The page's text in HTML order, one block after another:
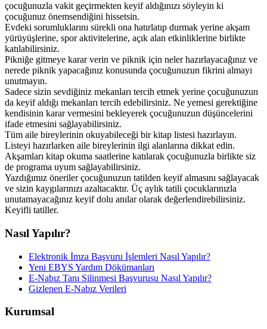
çocuğunuzla vakit geçirmekten keyif aldığınızı söyleyin ki
çocuğunuz önemsendiğini hissetsin.
Evdeki sorumluklarını sürekli ona hatırlatıp durmak yerine akşam
yürüyüşlerine, spor aktivitelerine, açık alan etkinliklerine birlikte
katılabilirsiniz.
Pikniğe gitmeye karar verin ve piknik için neler hazırlayacağınız ve
nerede piknik yapacağınız konusunda çocuğunuzun fikrini almayı
unutmayın.
Sadece sizin sevdiğiniz mekanları tercih etmek yerine çocuğunuzun
da keyif aldığı mekanları tercih edebilirsiniz. Ne yemesi gerektiğine
kendisinin karar vermesini bekleyerek çocuğunuzun düşüncelerini
ifade etmesini sağlayabilirsiniz.
Tüm aile bireylerinin okuyabileceği bir kitap listesi hazırlayın.
Listeyi hazırlarken aile bireylerinin ilgi alanlarına dikkat edin.
Akşamları kitap okuma saatlerine katılarak çocuğunuzla birlikte siz
de programa uyum sağlayabilirsiniz.
Yazdığımız öneriler çocuğunuzun tatilden keyif almasını sağlayacak
ve sizin kaygılarınızı azaltacaktır. Üç aylık tatili çocuklarınızla
unutamayacağınız keyif dolu anılar olarak değerlendirebilirsiniz.
Keyifli tatiller.
Nasıl Yapılır?
Elektronik İmza Başvuru İşlemleri Nasıl Yapılır?
Yeni EBYS Yardım Dökümanları
E-Nabız Tanı Silinmesi Başvurusu Nasıl Yapılır?
Gizlenen E-Nabız Verileri
Kurumsal